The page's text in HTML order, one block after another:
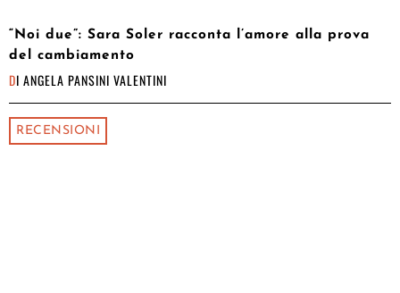
“Noi due”: Sara Soler racconta l’amore alla prova
del cambiamento
DI ANGELA PANSINI VALENTINI
RECENSIONI